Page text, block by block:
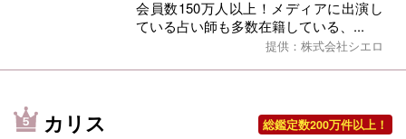
会員数150万人以上！メディアに出演し
ている占い師も多数在籍している、...
提供：株式会社シエロ
カリス 総鑑定数200万件以上！